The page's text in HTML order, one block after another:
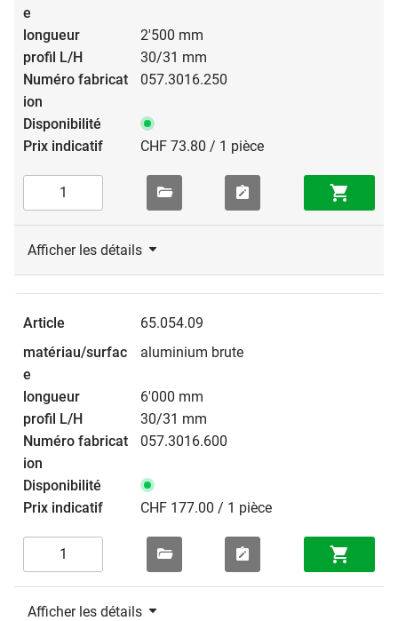
2'500 mm
30/31 mm
057.3016.250
CHF 73.80 / 1 pièce
Afficher les détails
65.054.09
aluminium brute
6'000 mm
30/31 mm
057.3016.600
CHF 177.00 / 1 pièce
Afficher les détails